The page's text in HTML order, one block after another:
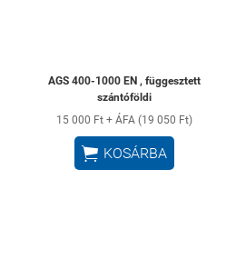
AGS 400-1000 EN , függesztett
szántóföldi
15 000 Ft + ÁFA (19 050 Ft)
 KOSÁRBA